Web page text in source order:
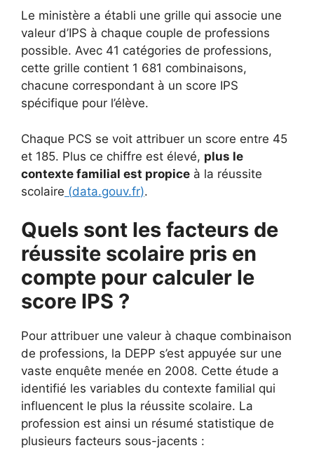
Le ministère a établi une grille qui associe une
valeur d’IPS à chaque couple de professions
possible. Avec 41 catégories de professions,
cette grille contient 1 681 combinaisons,
chacune correspondant à un score IPS
spécifique pour l’élève.
Chaque PCS se voit attribuer un score entre 45
et 185. Plus ce chiffre est élevé, plus le
contexte familial est propice à la réussite
scolaire (data.gouv.fr).
Quels sont les facteurs de
réussite scolaire pris en
compte pour calculer le
score IPS ?
Pour attribuer une valeur à chaque combinaison
de professions, la DEPP s’est appuyée sur une
vaste enquête menée en 2008. Cette étude a
identifié les variables du contexte familial qui
influencent le plus la réussite scolaire. La
profession est ainsi un résumé statistique de
plusieurs facteurs sous-jacents :